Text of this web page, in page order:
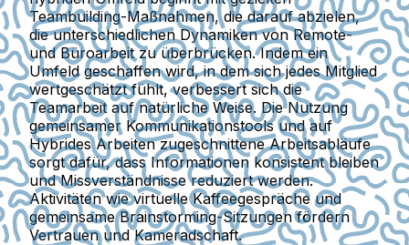
Teambuilding-Maßnahmen, die darauf abzielen,
die unterschiedlichen Dynamiken von Remote-
und Büroarbeit zu überbrücken. Indem ein
Umfeld geschaffen wird, in dem sich jedes Mitglied
wertgeschätzt fühlt, verbessert sich die
Teamarbeit auf natürliche Weise. Die Nutzung
gemeinsamer Kommunikationstools und auf
Hybrides Arbeiten zugeschnittene Arbeitsabläufe
sorgt dafür, dass Informationen konsistent bleiben
und Missverständnisse reduziert werden.
Aktivitäten wie virtuelle Kaffeegespräche und
gemeinsame Brainstorming-Sitzungen fördern
Vertrauen und Kameradschaft.